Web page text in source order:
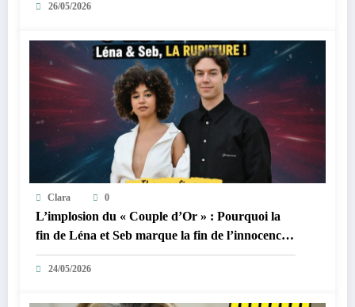
26/05/2026
Clara 0
L’implosion du « Couple d’Or » : Pourquoi la
fin de Léna et Seb marque la fin de l’innocence
sur YouTube
24/05/2026